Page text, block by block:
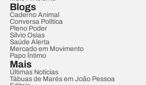
Blogs
Caderno Animal
Conversa Política
Pleno Poder
Sílvio Osias
Saúde Alerta
Mercado em Movimento
Papo Íntimo
Mais
Últimas Notícias
Tábuas de Marés em João Pessoa